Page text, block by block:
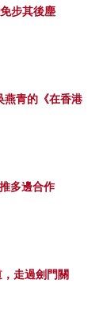
步其後塵
燕青的《在香港
多邊合作
走過劍門關